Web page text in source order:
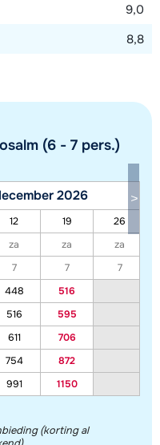
van onze accommodaties. De
9,0
8,8
(6 - 7 pers.)
2026
12 19
26
za za
za
7 7
7
448
516
516
595
611
706
754
872
991 1150
(korting al